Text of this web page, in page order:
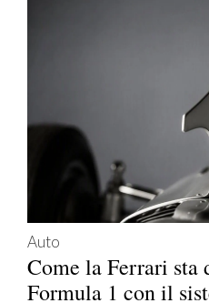
Auto
Come la Ferrari sta
Formula 1 con il